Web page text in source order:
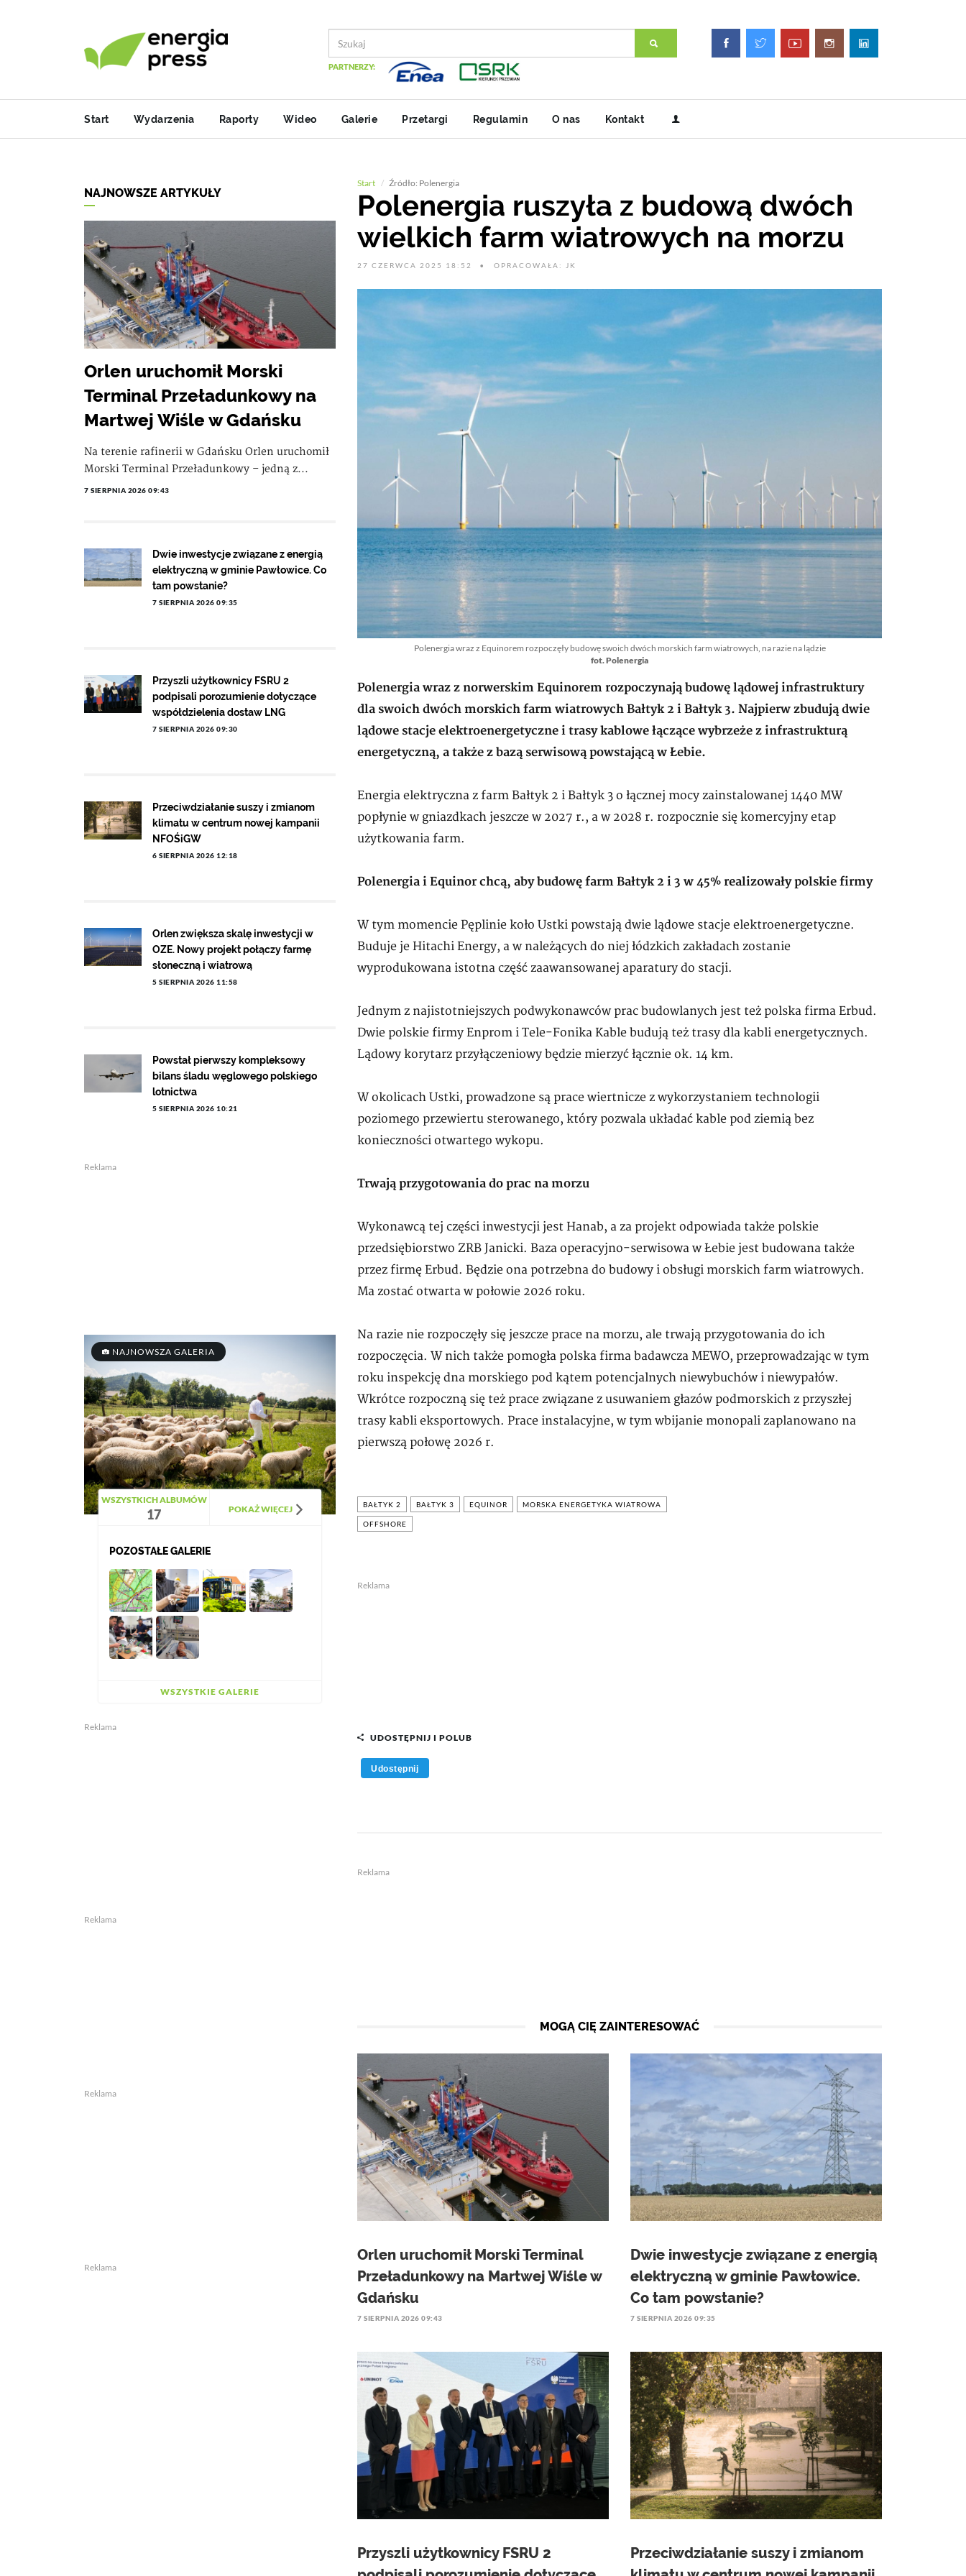
PARTNERZY:
Start Wydarzenia Raporty Wideo Galerie Przetargi Regulamin O nas Kontakt
Start Źródło: Polenergia
Polenergia ruszyła z budową dwóch
wielkich farm wiatrowych na morzu
27 CZERWCA 2025 18:52 OPRACOWAŁA: JK
Polenergia wraz z Equinorem rozpoczęły budowę swoich dwóch morskich farm wiatrowych, na razie na lądzie
fot. Polenergia
Polenergia wraz z norwerskim Equinorem rozpoczynają budowę lądowej infrastruktury
dla swoich dwóch morskich farm wiatrowych Bałtyk 2 i Bałtyk 3. Najpierw zbudują dwie
lądowe stacje elektroenergetyczne i trasy kablowe łączące wybrzeże z infrastrukturą
energetyczną, a także z bazą serwisową powstającą w Łebie.
Energia elektryczna z farm Bałtyk 2 i Bałtyk 3 o łącznej mocy zainstalowanej 1440 MW
popłynie w gniazdkach jeszcze w 2027 r., a w 2028 r. rozpocznie się komercyjny etap
użytkowania farm.
Polenergia i Equinor chcą, aby budowę farm Bałtyk 2 i 3 w 45% realizowały polskie firmy
W tym momencie Pęplinie koło Ustki powstają dwie lądowe stacje elektroenergetyczne.
Buduje je Hitachi Energy, a w należących do niej łódzkich zakładach zostanie
wyprodukowana istotna część zaawansowanej aparatury do stacji.
Jednym z najistotniejszych podwykonawców prac budowlanych jest też polska firma Erbud.
Dwie polskie firmy Enprom i Tele-Fonika Kable budują też trasy dla kabli energetycznych.
Lądowy korytarz przyłączeniowy będzie mierzyć łącznie ok. 14 km.
W okolicach Ustki, prowadzone są prace wiertnicze z wykorzystaniem technologii
poziomego przewiertu sterowanego, który pozwala układać kable pod ziemią bez
konieczności otwartego wykopu.
Trwają przygotowania do prac na morzu
Wykonawcą tej części inwestycji jest Hanab, a za projekt odpowiada także polskie
przedsiębiorstwo ZRB Janicki. Baza operacyjno-serwisowa w Łebie jest budowana także
przez firmę Erbud. Będzie ona potrzebna do budowy i obsługi morskich farm wiatrowych.
Ma zostać otwarta w połowie 2026 roku.
Na razie nie rozpoczęły się jeszcze prace na morzu, ale trwają przygotowania do ich
rozpoczęcia. W nich także pomogła polska firma badawcza MEWO, przeprowadzając w tym
roku inspekcję dna morskiego pod kątem potencjalnych niewybuchów i niewypałów.
Wkrótce rozpoczną się też prace związane z usuwaniem głazów podmorskich z przyszłej
trasy kabli eksportowych. Prace instalacyjne, w tym wbijanie monopali zaplanowano na
pierwszą połowę 2026 r.
BAŁTYK 2 BAŁTYK 3 EQUINOR MORSKA ENERGETYKA WIATROWA
OFFSHORE
Reklama
UDOSTĘPNIJ I POLUB
Udostępnij
Reklama
MOGĄ CIĘ ZAINTERESOWAĆ
Orlen uruchomił Morski Terminal
Przeładunkowy na Martwej Wiśle w
Gdańsku
7 SIERPNIA 2026 09:43
Dwie inwestycje związane z energią
elektryczną w gminie Pawłowice.
Co tam powstanie?
7 SIERPNIA 2026 09:35
Przyszli użytkownicy FSRU 2
Przeciwdziałanie suszy i zmianom
NAJNOWSZE ARTYKUŁY
Orlen uruchomił Morski
Terminal Przeładunkowy na
Martwej Wiśle w Gdańsku
Na terenie rafinerii w Gdańsku Orlen uruchomił
Morski Terminal Przeładunkowy – jedną z...
7 SIERPNIA 2026 09:43
Dwie inwestycje związane z energią
elektryczną w gminie Pawłowice. Co
tam powstanie?
7 SIERPNIA 2026 09:35
Przyszli użytkownicy FSRU 2
podpisali porozumienie dotyczące
współdzielenia dostaw LNG
7 SIERPNIA 2026 09:30
Przeciwdziałanie suszy i zmianom
klimatu w centrum nowej kampanii
NFOŚiGW
6 SIERPNIA 2026 12:18
Orlen zwiększa skalę inwestycji w
OZE. Nowy projekt połączy farmę
słoneczną i wiatrową
5 SIERPNIA 2026 11:58
Powstał pierwszy kompleksowy
bilans śladu węglowego polskiego
lotnictwa
5 SIERPNIA 2026 10:21
Reklama
NAJNOWSZA GALERIA
WSZYSTKICH ALBUMÓW
17 POKAŻ WIĘCEJ
POZOSTAŁE GALERIE
WSZYSTKIE GALERIE
Reklama
Reklama
Reklama
Reklama